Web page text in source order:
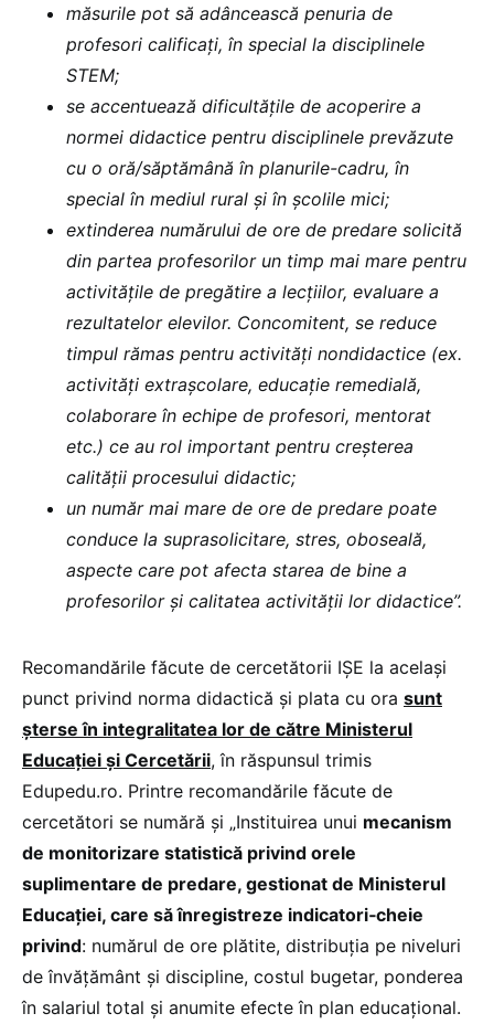
măsurile pot să adâncească penuria de
profesori calificați, în special la disciplinele
STEM;
se accentuează dificultățile de acoperire a
normei didactice pentru disciplinele prevăzute
cu o oră/săptămână în planurile-cadru, în
special în mediul rural și în școlile mici;
extinderea numărului de ore de predare solicită
din partea profesorilor un timp mai mare pentru
activitățile de pregătire a lecțiilor, evaluare a
rezultatelor elevilor. Concomitent, se reduce
timpul rămas pentru activități nondidactice (ex.
activități extrașcolare, educație remedială,
colaborare în echipe de profesori, mentorat
etc.) ce au rol important pentru creșterea
calității procesului didactic;
un număr mai mare de ore de predare poate
conduce la suprasolicitare, stres, oboseală,
aspecte care pot afecta starea de bine a
profesorilor și calitatea activității lor didactice”.
Recomandările făcute de cercetătorii IȘE la același
punct privind norma didactică și plata cu ora sunt
șterse în integralitatea lor de către Ministerul
Educației și Cercetării, în răspunsul trimis
Edupedu.ro. Printre recomandările făcute de
cercetători se numără și „Instituirea unui mecanism
de monitorizare statistică privind orele
suplimentare de predare, gestionat de Ministerul
Educației, care să înregistreze indicatori‐cheie
privind: numărul de ore plătite, distribuția pe niveluri
de învățământ și discipline, costul bugetar, ponderea
în salariul total și anumite efecte în plan educațional.